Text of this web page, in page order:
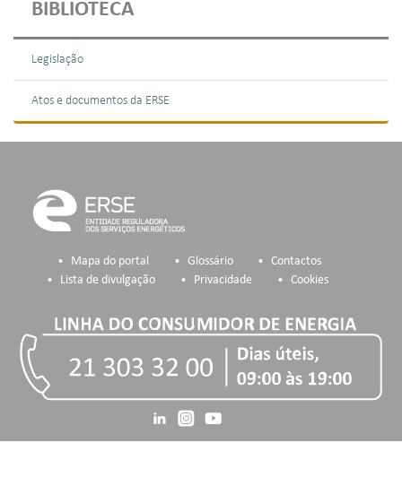
BIBLIOTECA
Legislação
Atos e documentos da ERSE
Mapa do portal Glossário
Contactos
Lista de divulgação
Privacidade Cookies